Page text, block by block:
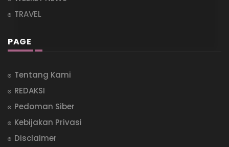
TRAVEL
PAGE
Tentang Kami
REDAKSI
Pedoman Siber
Kebijakan Privasi
Disclaimer